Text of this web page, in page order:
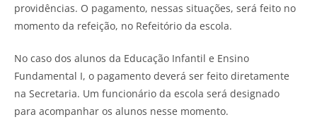
providências. O pagamento, nessas situações, será feito no
momento da refeição, no Refeitório da escola.
No caso dos alunos da Educação Infantil e Ensino
Fundamental I, o pagamento deverá ser feito diretamente
na Secretaria. Um funcionário da escola será designado
para acompanhar os alunos nesse momento.